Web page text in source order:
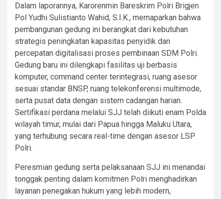
Dalam laporannya, Karorenmin Bareskrim Polri Brigjen
Pol Yudhi Sulistianto Wahid, S.I.K., memaparkan bahwa
pembangunan gedung ini berangkat dari kebutuhan
strategis peningkatan kapasitas penyidik dan
percepatan digitalisasi proses pembinaan SDM Polri.
Gedung baru ini dilengkapi fasilitas uji berbasis
komputer, command center terintegrasi, ruang asesor
sesuai standar BNSP, ruang telekonferensi multimode,
serta pusat data dengan sistem cadangan harian.
Sertifikasi perdana melalui SJJ telah diikuti enam Polda
wilayah timur, mulai dari Papua hingga Maluku Utara,
yang terhubung secara real-time dengan asesor LSP
Polri.
Peresmian gedung serta pelaksanaan SJJ ini menandai
tonggak penting dalam komitmen Polri menghadirkan
layanan penegakan hukum yang lebih modern,